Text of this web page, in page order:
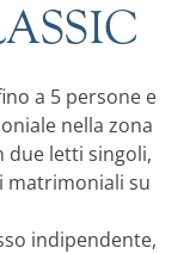
a 5 persone e
nella zona
due letti singoli,
matrimoniali su
indipendente,